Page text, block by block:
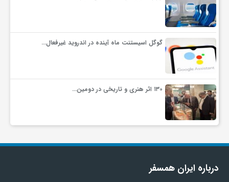
گوگل اسیستنت ماه آینده در اندروید غیرفعال…
۱۳۰ اثر هنری و تاریخی در دومین…
درباره ایران همسفر